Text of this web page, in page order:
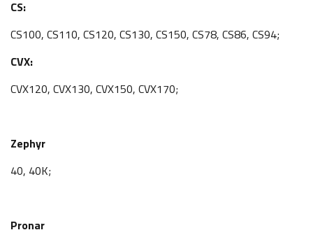
CS:
CS100, CS110, CS120, CS130, CS150, CS78, CS86, CS94;
CVX:
CVX120, CVX130, CVX150, CVX170;
Zephyr
40, 40K;
Pronar